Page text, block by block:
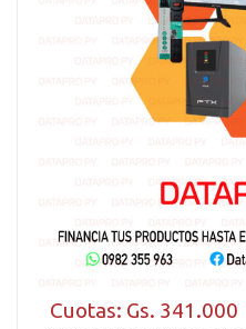
Cuotas: Gs. 341.000